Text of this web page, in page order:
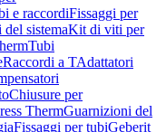
e raccordiFissaggi per
sistemaKit di viti per
Tubi
Raccordi a TAdattatori
Chiusure per
ThermGuarnizioni del
Fissaggi per tubiGeberit